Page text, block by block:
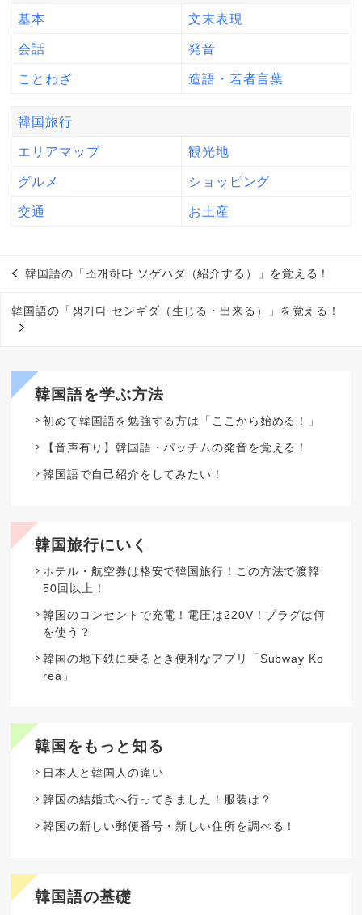
基本 文末表現
会話 発音
ことわざ 造語・若者言葉
韓国旅行
エリアマップ 観光地
グルメ ショッピング
交通 お土産
韓国語の「소개하다 ソゲハダ（紹介する）」を覚える！
韓国語の「생기다 センギダ（生じる・出来る）」を覚える！
韓国語を学ぶ方法
初めて韓国語を勉強する方は「ここから始める！」
【音声有り】韓国語・パッチムの発音を覚える！
韓国語で自己紹介をしてみたい！
韓国旅行にいく
ホテル・航空券は格安で韓国旅行！この方法で渡韓
50回以上！
韓国のコンセントで充電！電圧は220V！プラグは何
を使う？
韓国の地下鉄に乗るとき便利なアプリ「Subway Ko
rea」
韓国をもっと知る
日本人と韓国人の違い
韓国の結婚式へ行ってきました！服装は？
韓国の新しい郵便番号・新しい住所を調べる！
韓国語の基礎